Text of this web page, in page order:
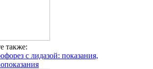
также:
с лидазой: показания,